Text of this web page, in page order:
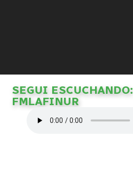
SEGUI ESCUCHANDO:
FMLAFINUR